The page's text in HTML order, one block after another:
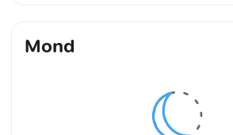
Mond